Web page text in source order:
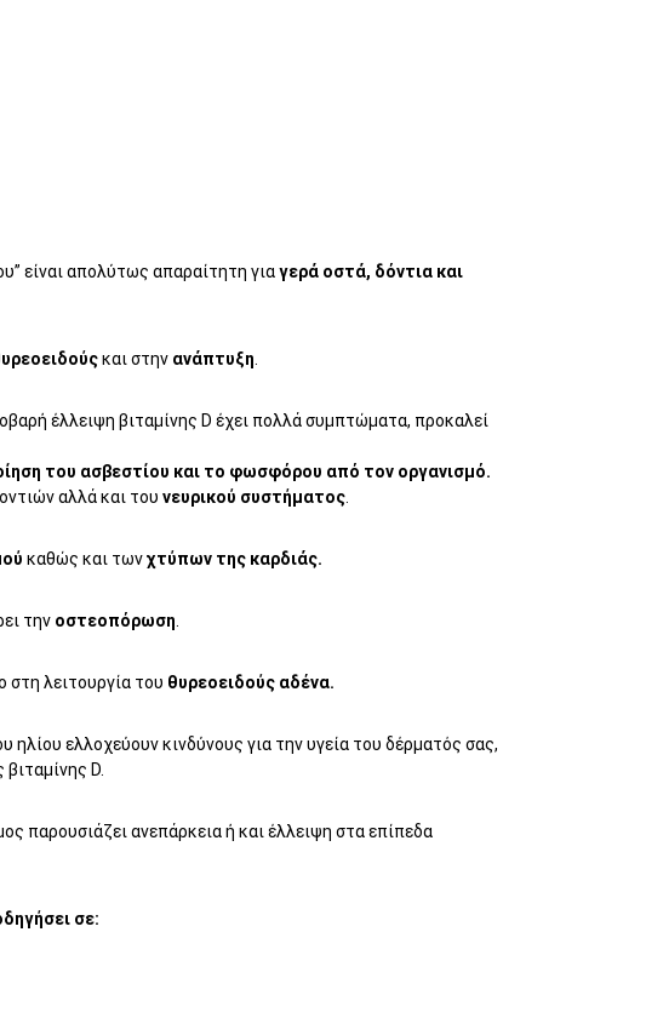
είναι απολύτως απαραίτητη γιαγερά οστά, δόντια και
και στην ανάπτυξη.
έλλειψη βιταμίνης D έχει πολλά συμπτώματα, προκαλεί
του ασβεστίου και το φωσφόρου από τον οργανισμό.
αλλά και του νευρικού συστήματος.
καθώς και τωνχτύπων της καρδιάς.
την οστεοπόρωση.
στη λειτουργία του θυρεοειδούς αδένα.
ελλοχεύουν κινδύνους για την υγεία του δέρματός σας,
D.
παρουσιάζει ανεπάρκεια ή και έλλειψη στα επίπεδα
σε: